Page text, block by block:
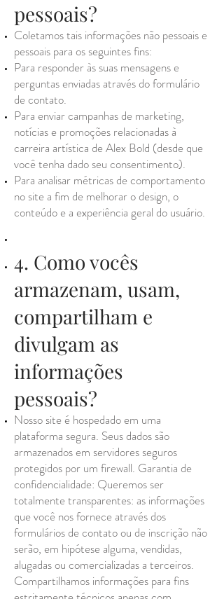
pessoais?
Coletamos tais informações não pessoais e
pessoais para os seguintes fins:
Para responder às suas mensagens e
perguntas enviadas através do formulário
de contato.
Para enviar campanhas de marketing,
notícias e promoções relacionadas à
carreira artística de Alex Bold (desde que
você tenha dado seu consentimento).
Para analisar métricas de comportamento
no site a fim de melhorar o design, o
conteúdo e a experiência geral do usuário.
4. Como vocês
armazenam, usam,
compartilham e
divulgam as
informações
pessoais?
Nosso site é hospedado em uma
plataforma segura. Seus dados são
armazenados em servidores seguros
protegidos por um firewall. Garantia de
confidencialidade: Queremos ser
totalmente transparentes: as informações
que você nos fornece através dos
formulários de contato ou de inscrição não
serão, em hipótese alguma, vendidas,
alugadas ou comercializadas a terceiros.
Compartilhamos informações para fins